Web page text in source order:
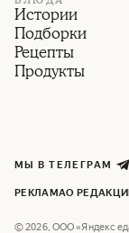
Истории
Подборки
Рецепты
Продукты
МЫ В ТЕЛЕГРАМ
РЕКЛАМАО
©2026, ООО «Яндекс